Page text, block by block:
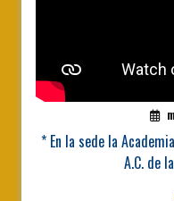
* En la sede la
A.C. de